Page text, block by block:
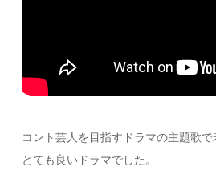
コント芸人を目指すドラマの主題歌
とても良いドラマでした。